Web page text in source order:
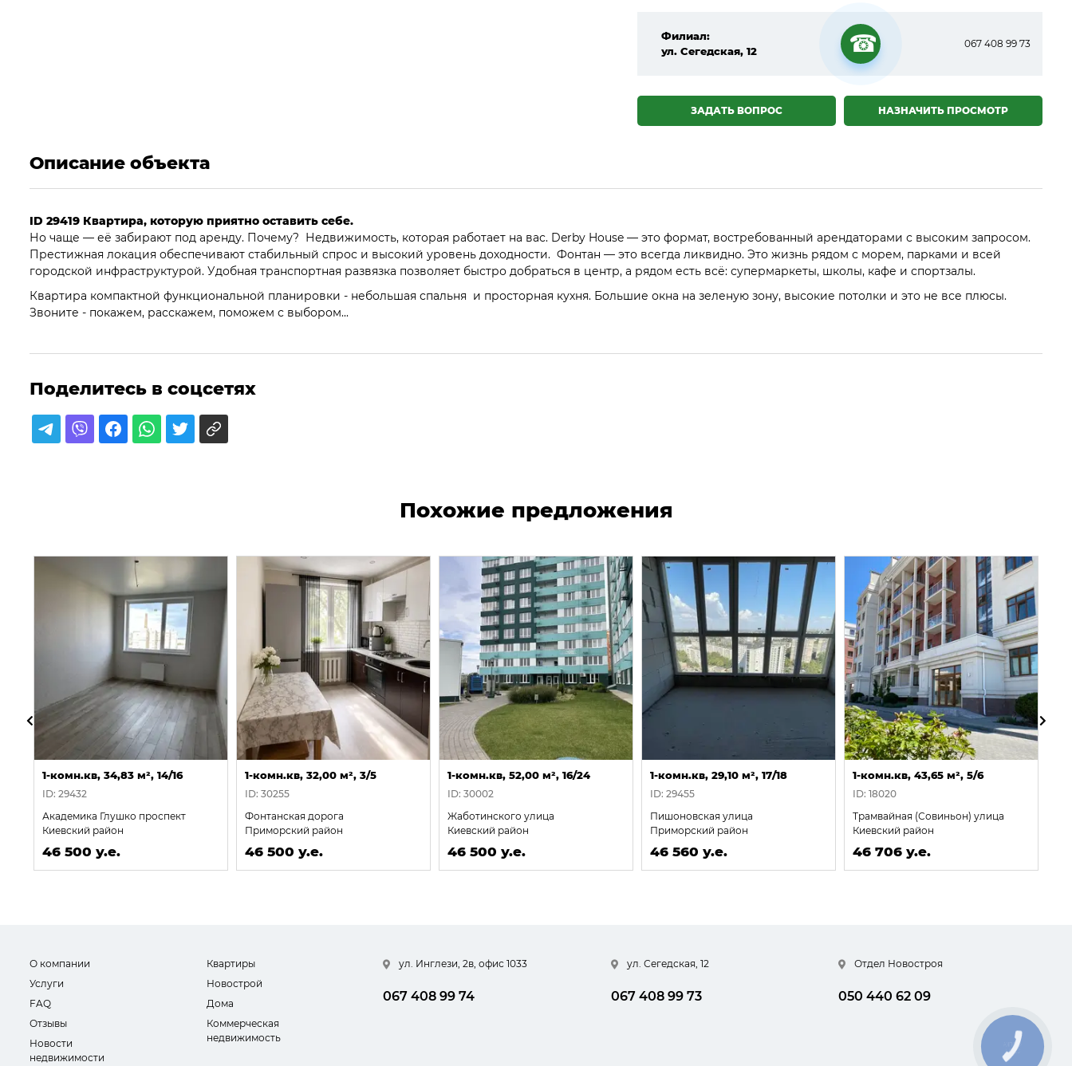
Филиал:
ул. Сегедская, 12
☎
067 408 99 73
НАЗНАЧИТЬ ПРОСМОТР
ЗАДАТЬ ВОПРОС
Описание объекта
ID 29419 Квартира, которую приятно оставить себе.
Но чаще — её забирают под аренду. Почему? Недвижимость, которая работает на вас. Derby House — это формат, востребованный арендаторами с высоким запросом.
Престижная локация обеспечивают стабильный спрос и высокий уровень доходности. Фонтан — это всегда ликвидно. Это жизнь рядом с морем, парками и всей
городской инфраструктурой. Удобная транспортная развязка позволяет быстро добраться в центр, а рядом есть всё: супермаркеты, школы, кафе и спортзалы.
Квартира компактной функциональной планировки - небольшая спальня и просторная кухня. Большие окна на зеленую зону, высокие потолки и это не все плюсы.
Звоните - покажем, расскажем, поможем с выбором...
Поделитесь в соцсетях
Похожие предложения
1-комн.кв, 34,83 м², 14/16
ID: 29432
Академика Глушко проспект
Киевский район
46 500 у.е.
1-комн.кв, 32,00 м², 3/5
ID: 30255
Фонтанская дорога
Приморский район
46 500 у.е.
1-комн.кв, 52,00 м², 16/24
ID: 30002
Жаботинского улица
Киевский район
46 500 у.е.
1-комн.кв, 29,10 м², 17/18
ID: 29455
Пишоновская улица
Приморский район
46 560 у.е.
1-комн.кв, 43,65 м², 5/6
ID: 18020
Трамвайная (Совиньон) улица
Киевский район
46 706 у.е.
О компании
Услуги
FAQ
Отзывы
Новости
недвижимости
Квартиры
Новострой
Дома
Коммерческая
недвижимость
ул. Инглези, 2в, офис 1033
067 408 99 74
ул. Сегедская, 12
067 408 99 73
Отдел Новостроя
050 440 62 09